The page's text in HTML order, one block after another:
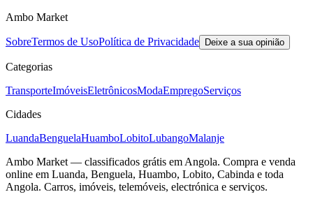
Ambo Market
SobreTermos de UsoPolítica de Privacidade Deixe a sua opinião
Categorias
TransporteImóveisEletrônicosModaEmpregoServiços
Cidades
LuandaBenguelaHuamboLobitoLubangoMalanje
Ambo Market — classificados grátis em Angola. Compra e venda
online em Luanda, Benguela, Huambo, Lobito, Cabinda e toda
Angola. Carros, imóveis, telemóveis, electrónica e serviços.